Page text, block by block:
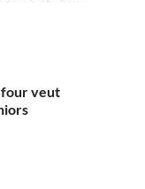
veut